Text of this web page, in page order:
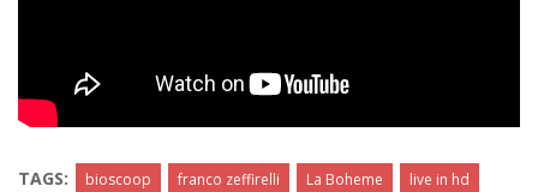
TAGS: bioscoop franco zeffirelli La Boheme
live in hd